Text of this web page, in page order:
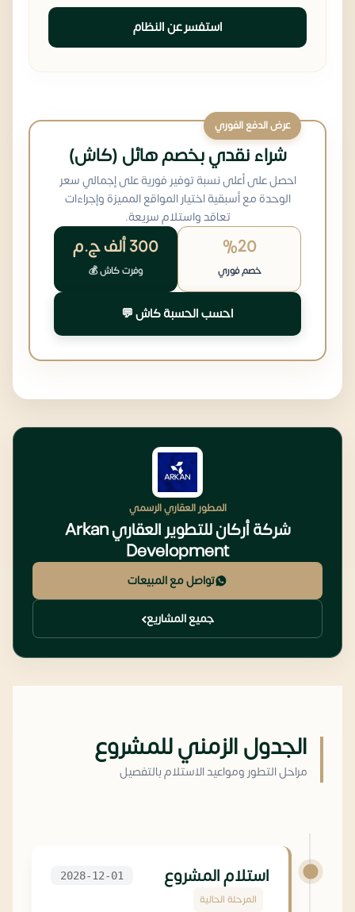
استفسر عن النظام
عرض الدفع الفوري
شراء نقدي بخصم هائل (كاش)
احصل على أعلى نسبة توفير فورية على إجمالي سعر
الوحدة مع أسبقية اختيار المواقع المميزة وإجراءات
تعاقد واستلام سريعة.
%20
خصم فوري
300 ألف ج.م
وفرت كاش 💰
احسب الحسبة كاش 💬
المطور العقاري الرسمي
شركة أركان للتطوير العقاري Arkan
Development
تواصل مع المبيعات
جميع المشاريع
الجدول الزمني للمشروع
مراحل التطور ومواعيد الاستلام بالتفصيل
استلام المشروع
المرحلة الحالية
2028-12-01